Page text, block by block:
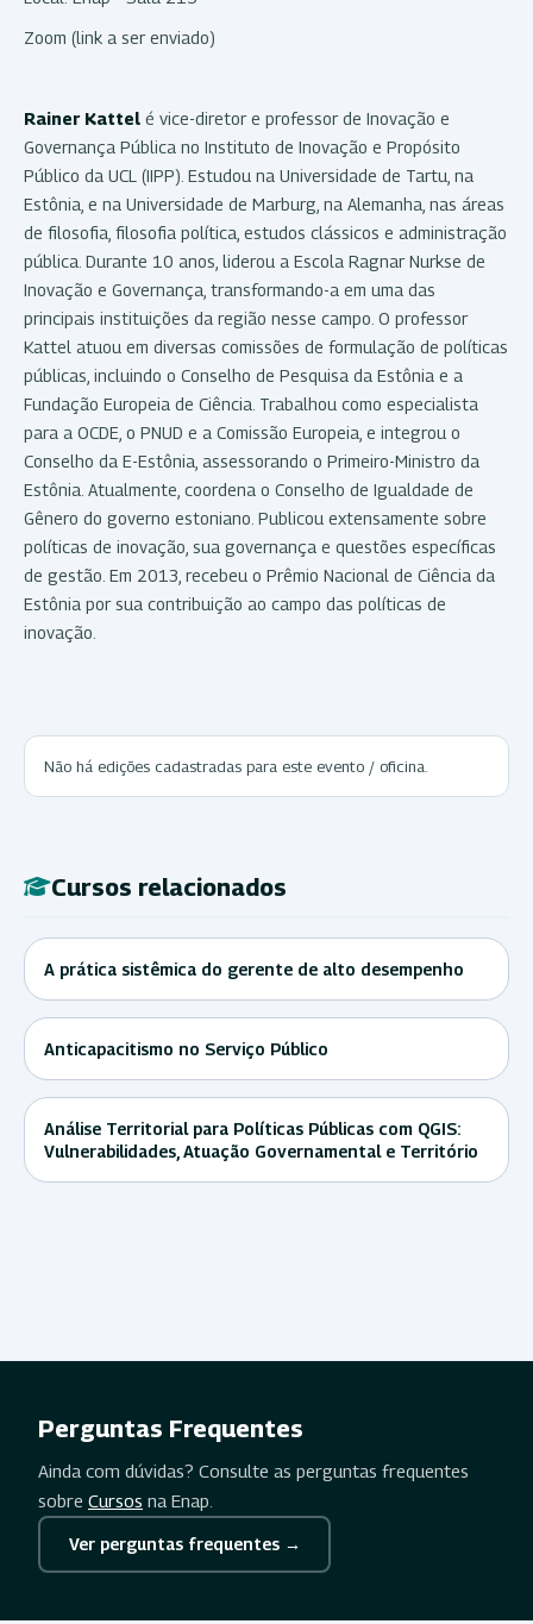
Zoom (link a ser enviado)
Rainer Kattel é vice-diretor e professor de Inovação e
Governança Pública no Instituto de Inovação e Propósito
Público da UCL (IIPP). Estudou na Universidade de Tartu, na
Estônia, e na Universidade de Marburg, na Alemanha, nas áreas
de filosofia, filosofia política, estudos clássicos e administração
pública. Durante 10 anos, liderou a Escola Ragnar Nurkse de
Inovação e Governança, transformando-a em uma das
principais instituições da região nesse campo. O professor
Kattel atuou em diversas comissões de formulação de políticas
públicas, incluindo o Conselho de Pesquisa da Estônia e a
Fundação Europeia de Ciência. Trabalhou como especialista
para a OCDE, o PNUD e a Comissão Europeia, e integrou o
Conselho da E-Estônia, assessorando o Primeiro-Ministro da
Estônia. Atualmente, coordena o Conselho de Igualdade de
Gênero do governo estoniano. Publicou extensamente sobre
políticas de inovação, sua governança e questões específicas
de gestão. Em 2013, recebeu o Prêmio Nacional de Ciência da
Estônia por sua contribuição ao campo das políticas de
inovação.
Não há edições cadastradas para este evento / oficina.
Cursos relacionados
A prática sistêmica do gerente de alto desempenho
Anticapacitismo no Serviço Público
Análise Territorial para Políticas Públicas com QGIS:
Vulnerabilidades, Atuação Governamental e Território
Perguntas Frequentes
Ainda com dúvidas? Consulte as perguntas frequentes
sobre Cursos na Enap.
Ver perguntas frequentes →